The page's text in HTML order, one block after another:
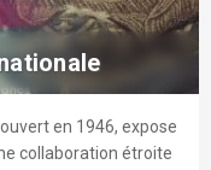
en 1946, expose
collaboration étroite